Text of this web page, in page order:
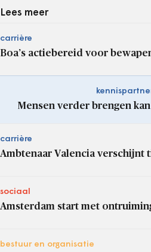
Lees meer
carrière
Boa’s actiebereid voor
Mensen verder brengen
carrière
Ambtenaar Valencia verschijnt
sociaal
Amsterdam start met
bestuur en organisatie